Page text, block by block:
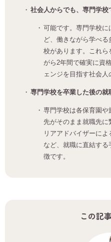
社会人からでも、専門学校
可能です。専門学校に
ど、働きながら学べ
校があります。これら
がら2年間で確実に資
ェンジを目指す社会人
専門学校を卒業した後の就
専門学校は各保育園や
先がそのまま就職先に
リアアドバイザーに
など、就職に直結す
徴です。
この記